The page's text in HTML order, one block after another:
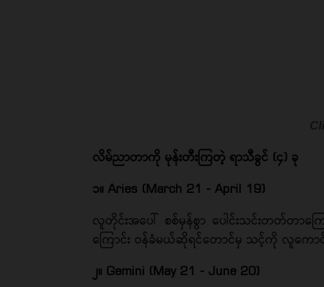
လိမ်ညာတာကို မုန်းတီးကြတဲ့ ရာသီခွင် (၄) ခု
၁။ Aries (March 21 - April 19)
လူတိုင်းအပေါ် စစ်မှန်စွာ ပေါင်းသင်းတတ်တ
ကြောင်း ဝန်ခံမယ်ဆိုရင်တောင်မှ သင့်ကို လူကေ
၂။ Gemini (May 21 - June 20)